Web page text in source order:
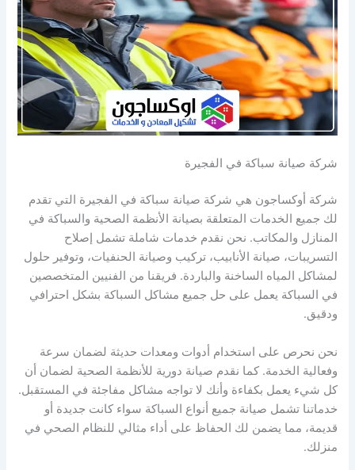
شركة صيانة سباكة في الفجيرة
شركة أوكساجون هي شركة صيانة سباكة في الفجيرة التي تقدم
لك جميع الخدمات المتعلقة بصيانة الأنظمة الصحية والسباكة في
المنازل والمكاتب. نحن نقدم خدمات شاملة تشمل إصلاح
التسريبات، صيانة الأنابيب، تركيب وصيانة الحنفيات، وتوفير حلول
لمشاكل المياه الساخنة والباردة. فريقنا من الفنيين المتخصصين
في السباكة يعمل على حل جميع مشاكل السباكة بشكل احترافي
ودقيق.
نحن نحرص على استخدام أدوات ومعدات حديثة لضمان سرعة
وفعالية الخدمة. كما نقدم صيانة دورية للأنظمة الصحية لضمان أن
كل شيء يعمل بكفاءة وأنك لا تواجه مشاكل مفاجئة في المستقبل.
خدماتنا تشمل صيانة جميع أنواع السباكة سواء كانت جديدة أو
قديمة، مما يضمن لك الحفاظ على أداء مثالي للنظام الصحي في
منزلك.